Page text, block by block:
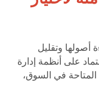
وتقليل
على أنظمة إدارة
المتاحة في السوق،